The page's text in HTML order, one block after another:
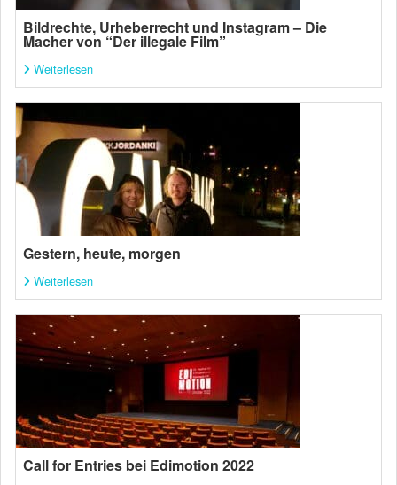
Bildrechte, Urheberrecht und Instagram – Die
Macher von “Der illegale Film”
Weiterlesen
Gestern, heute, morgen
Weiterlesen
Call for Entries bei Edimotion 2022